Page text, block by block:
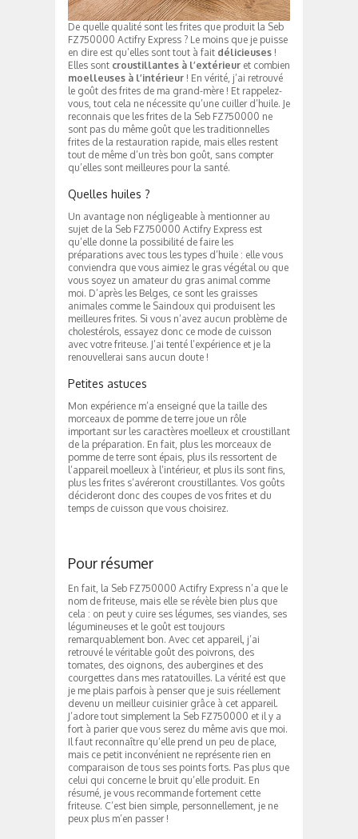
De quelle qualité sont les frites que produit la Seb
FZ750000 Actifry Express ? Le moins que je puisse
en dire est qu’elles sont tout à fait délicieuses !
Elles sont croustillantes à l’extérieur et combien
moelleuses à l’intérieur ! En vérité, j’ai retrouvé
le goût des frites de ma grand-mère ! Et rappelez-
vous, tout cela ne nécessite qu’une cuiller d’huile. Je
reconnais que les frites de la Seb FZ750000 ne
sont pas du même goût que les traditionnelles
frites de la restauration rapide, mais elles restent
tout de même d’un très bon goût, sans compter
qu’elles sont meilleures pour la santé.
Quelles huiles ?
Un avantage non négligeable à mentionner au
sujet de la Seb FZ750000 Actifry Express est
qu’elle donne la possibilité de faire les
préparations avec tous les types d’huile : elle vous
conviendra que vous aimiez le gras végétal ou que
vous soyez un amateur du gras animal comme
moi. D’après les Belges, ce sont les graisses
animales comme le Saindoux qui produisent les
meilleures frites. Si vous n’avez aucun problème de
cholestérols, essayez donc ce mode de cuisson
avec votre friteuse. J’ai tenté l’expérience et je la
renouvellerai sans aucun doute !
Petites astuces
Mon expérience m’a enseigné que la taille des
morceaux de pomme de terre joue un rôle
important sur les caractères moelleux et croustillant
de la préparation. En fait, plus les morceaux de
pomme de terre sont épais, plus ils ressortent de
l’appareil moelleux à l’intérieur, et plus ils sont fins,
plus les frites s’avéreront croustillantes. Vos goûts
décideront donc des coupes de vos frites et du
temps de cuisson que vous choisirez.
Pour résumer
En fait, la Seb FZ750000 Actifry Express n’a que le
nom de friteuse, mais elle se révèle bien plus que
cela : on peut y cuire ses légumes, ses viandes, ses
légumineuses et le goût est toujours
remarquablement bon. Avec cet appareil, j’ai
retrouvé le véritable goût des poivrons, des
tomates, des oignons, des aubergines et des
courgettes dans mes ratatouilles. La vérité est que
je me plais parfois à penser que je suis réellement
devenu un meilleur cuisinier grâce à cet appareil.
J’adore tout simplement la Seb FZ750000 et il y a
fort à parier que vous serez du même avis que moi.
Il faut reconnaître qu’elle prend un peu de place,
mais ce petit inconvénient ne représente rien en
comparaison de tous ses points forts. Pas plus que
celui qui concerne le bruit qu’elle produit. En
résumé, je vous recommande fortement cette
friteuse. C’est bien simple, personnellement, je ne
peux plus m’en passer !